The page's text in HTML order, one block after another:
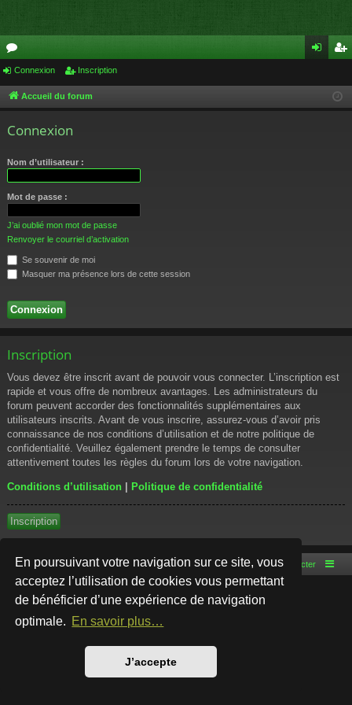
En poursuivant votre navigation sur ce site, vous
acceptez l’utilisation de cookies vous permettant
de bénéficier d’une expérience de navigation
optimale. En savoir plus…
J’accepte
or
u cri
Connexion Inscription
Accueil du forum
Connexion
Nom d’utilisateur :
Mot de passe :
J’ai oublié mon mot de passe
Renvoyer le courriel d’activation
Se souvenir de moi
Masquer ma présence lors de cette session
Inscription
Vous devez être inscrit avant de pouvoir vous connecter. L’inscription est
rapide et vous offre de nombreux avantages. Les administrateurs du
forum peuvent accorder des fonctionnalités supplémentaires aux
utilisateurs inscrits. Avant de vous inscrire, assurez-vous d’avoir pris
connaissance de nos conditions d’utilisation et de notre politique de
confidentialité. Veuillez également prendre le temps de consulter
attentivement toutes les règles du forum lors de votre navigation.
Conditions d’utilisation | Politique de confidentialité
Inscription
Accueil du forum Nous contacter
Développé parphpBB® Forum Software © phpBB Limited
Style par
Traduction française officielle